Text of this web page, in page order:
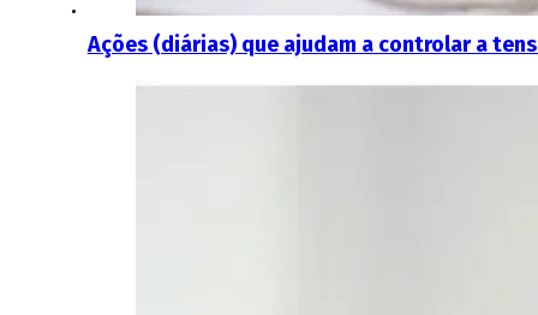
Ações (diárias) que ajudam a controlar a